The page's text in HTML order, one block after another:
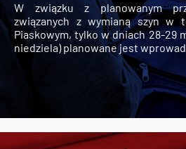
W związku z planowanym
związanych z wymianą szyn w
Piaskowym, tylko w dniach 28-29
niedziela) planowane jest